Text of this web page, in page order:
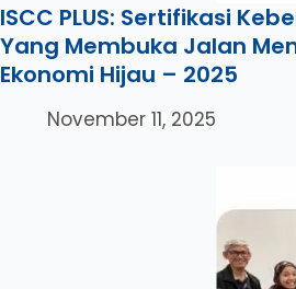
ISCC PLUS: Sertifikasi
Yang Membuka Jalan
Ekonomi Hijau – 2025
November 11, 2025